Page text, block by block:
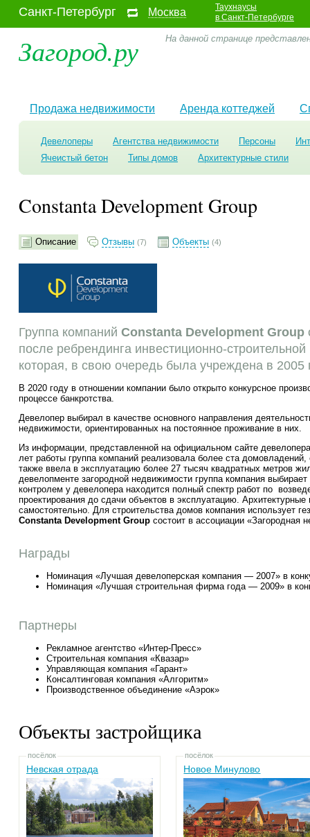
Санкт-Петербург Москва
Таухнаусы
в Санкт-Петербурге
Загород.ру На данной странице
Продажа недвижимости Аренда коттеджей
Девелоперы Агентства недвижимости Персоны
Ячеистый бетон
Типы домов Архитектурные стили
Constanta Development Group
Описание Отзывы (7) Объекты (4)
Группа компаний Constanta Development Group
после ребрендинга инвестиционно-
которая, в свою очередь была учреждена в 2005
В 2020 году в отношении компании было открыто конкурсное
процессе банкротства.
Девелопер выбирал в качестве основного направления
недвижимости, ориентированных на постоянное проживание в них.
Из информации, представленной на официальном сайте
лет работы группа компаний реализовала более ста
также ввела в эксплуатацию более 27 тысяч квадратных метров
девелопменте загородной недвижимости группа компания
контролем у девелопера находится полный спектр работ по
проектирования до сдачи объектов в эксплуатацию.
самостоятельно. Для строительства домов компания использует
Constanta Development Group состоит в ассоциации «Загородная
Награды
Номинация «Лучшая девелоперская компания — 2007» в
Номинация «Лучшая строительная фирма года — 2009» в
Партнеры
Рекламное агентство «Интер-Пресс»
Строительная компания «Квазар»
Управляющая компания «Гарант»
Консалтинговая компания «Алгоритм»
Производственное объединение «Аэрок»
Объекты застройщика
посёлок
Невская отрада
посёлок
Новое Минулово